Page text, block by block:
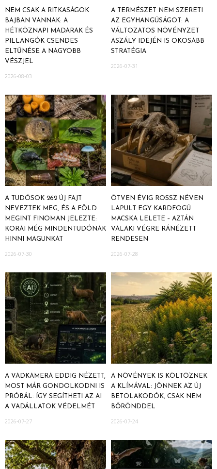
NEM CSAK A RITKASÁGOK
BAJBAN VANNAK: A
HÉTKÖZNAPI MADARAK ÉS
PILLANGÓK CSENDES
ELTŰNÉSE A NAGYOBB
VÉSZJEL
2026-08-03
A TERMÉSZET NEM SZERETI
AZ EGYHANGÚSÁGOT: A
VÁLTOZATOS NÖVÉNYZET
ASZÁLY IDEJÉN IS OKOSABB
STRATÉGIA
2026-07-31
A TUDÓSOK 262 ÚJ FAJT
NEVEZTEK MEG, ÉS A FÖLD
MEGINT FINOMAN JELEZTE:
KORAI MÉG MINDENTUDÓNAK
HINNI MAGUNKAT
2026-07-30
ÖTVEN ÉVIG ROSSZ NÉVEN
LAPULT EGY KARDFOGÚ
MACSKA LELETE – AZTÁN
VALAKI VÉGRE RÁNÉZETT
RENDESEN
2026-07-28
A VADKAMERA EDDIG NÉZETT,
MOST MÁR GONDOLKODNI IS
PRÓBÁL: ÍGY SEGÍTHETI AZ AI
A VADÁLLATOK VÉDELMÉT
2026-07-27
A NÖVÉNYEK IS KÖLTÖZNEK
A KLÍMÁVAL: JÖNNEK AZ ÚJ
BETOLAKODÓK, CSAK NEM
BŐRÖNDDEL
2026-07-24